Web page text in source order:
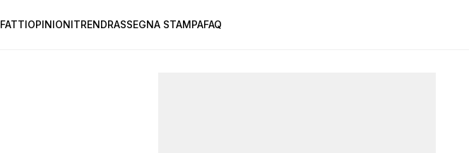
FATTIOPINIONITRENDRASSEGNA STAMPAFAQ